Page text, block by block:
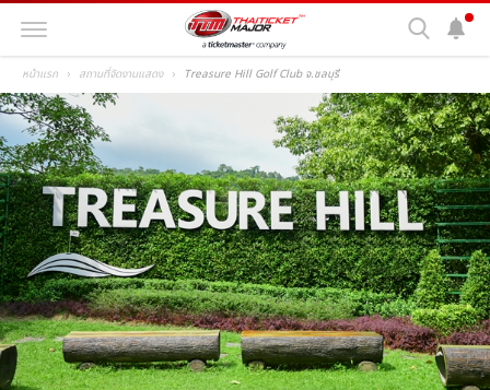
หน้าแรก สถานที่จัดงานแสดง Treasure Hill Golf Club จ.ชลบุรี